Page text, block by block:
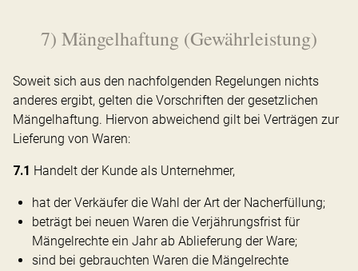
7) Mängelhaftung (Gewährleistung)
Soweit sich aus den nachfolgenden Regelungen nichts
anderes ergibt, gelten die Vorschriften der gesetzlichen
Mängelhaftung. Hiervon abweichend gilt bei Verträgen zur
Lieferung von Waren:
7.1 Handelt der Kunde als Unternehmer,
hat der Verkäufer die Wahl der Art der Nacherfüllung;
beträgt bei neuen Waren die Verjährungsfrist für
Mängelrechte ein Jahr ab Ablieferung der Ware;
sind bei gebrauchten Waren die Mängelrechte